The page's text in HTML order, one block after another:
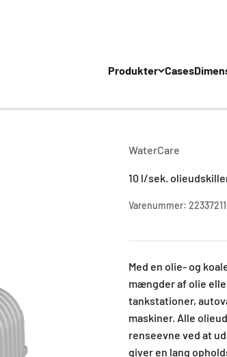
Produkter Cases
WaterCare
10 l/sek.
Varenummer:
Med en olie- og
mængder af olie
tankstationer,
maskiner. Alle
renseevne ved at
giver en lang